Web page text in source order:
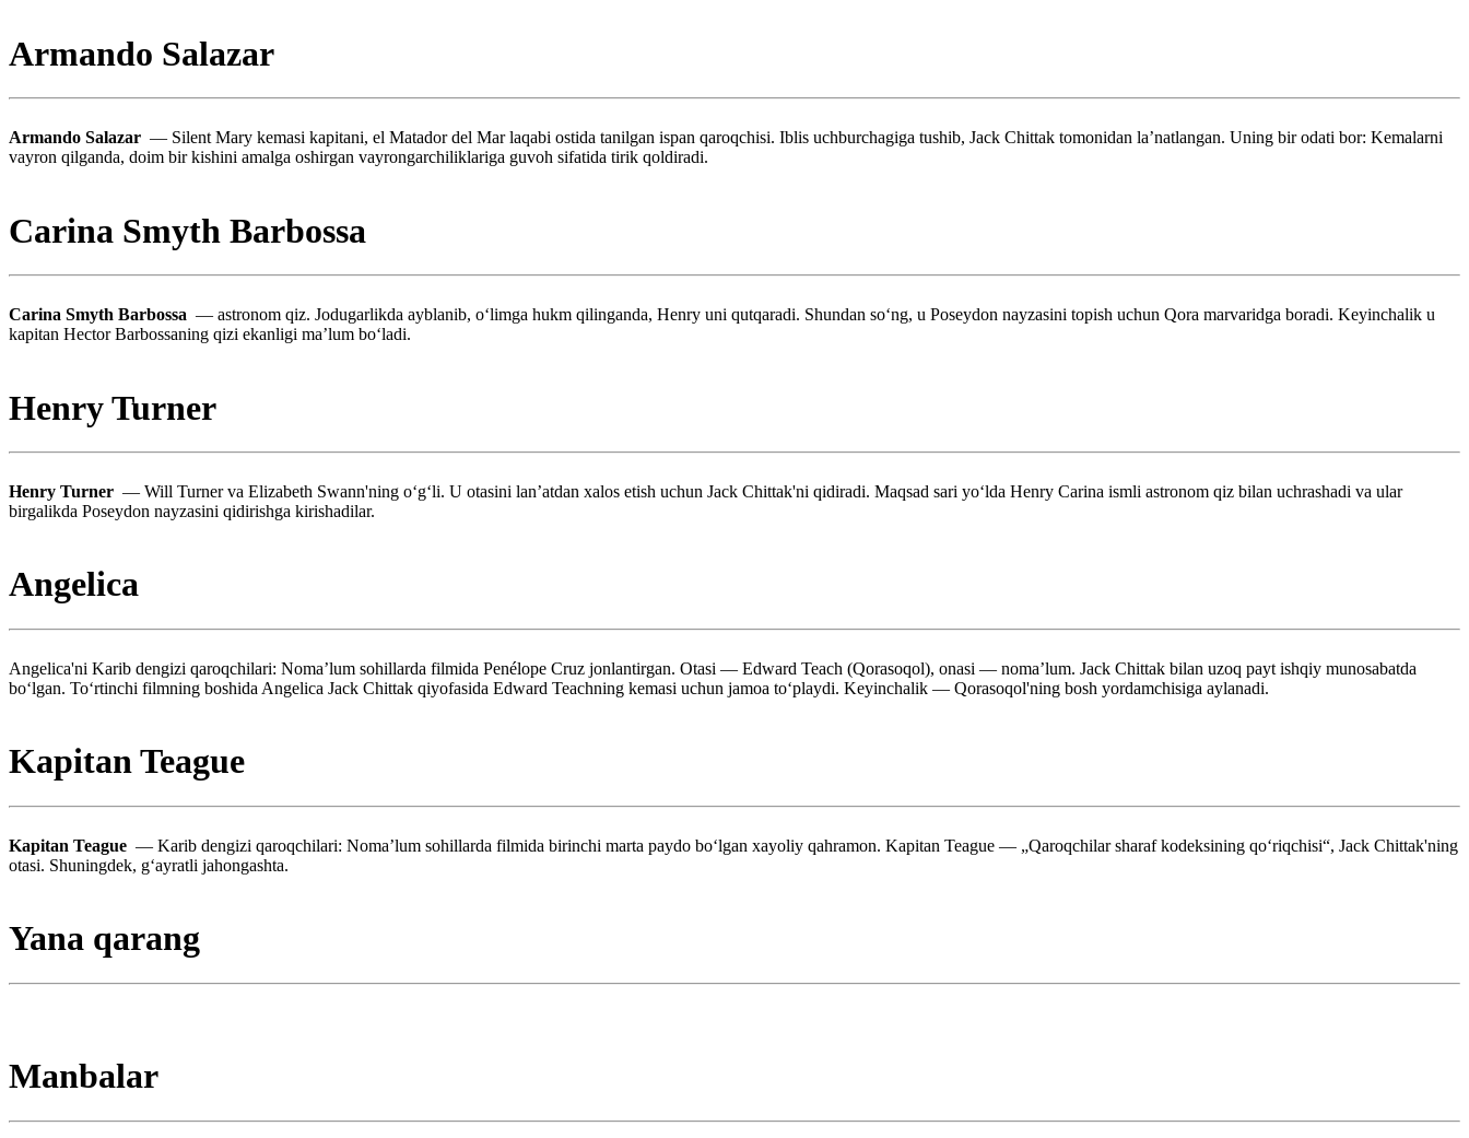
Armando Salazar
Armando Salazar — Silent Mary kemasi kapitani, el Matador del Mar laqabi ostida tanilgan ispan qaroqchisi. Iblis uchburchagiga tushib, Jack Chittak tomonidan laʼnatlangan. Uning bir odati bor: Kemalarni
vayron qilganda, doim bir kishini amalga oshirgan vayrongarchiliklariga guvoh sifatida tirik qoldiradi.
Carina Smyth Barbossa
Carina Smyth Barbossa — astronom qiz. Jodugarlikda ayblanib, oʻlimga hukm qilinganda, Henry uni qutqaradi. Shundan soʻng, u Poseydon nayzasini topish uchun Qora marvaridga boradi. Keyinchalik u
kapitan Hector Barbossaning qizi ekanligi maʼlum boʻladi.
Henry Turner
Henry Turner — Will Turner va Elizabeth Swann'ning oʻgʻli. U otasini lanʼatdan xalos etish uchun Jack Chittak'ni qidiradi. Maqsad sari yoʻlda Henry Carina ismli astronom qiz bilan uchrashadi va ular
birgalikda Poseydon nayzasini qidirishga kirishadilar.
Angelica
Angelica'ni Karib dengizi qaroqchilari: Nomaʼlum sohillarda filmida Penélope Cruz jonlantirgan. Otasi — Edward Teach (Qorasoqol), onasi — nomaʼlum. Jack Chittak bilan uzoq payt ishqiy munosabatda
boʻlgan. Toʻrtinchi filmning boshida Angelica Jack Chittak qiyofasida Edward Teachning kemasi uchun jamoa toʻplaydi. Keyinchalik — Qorasoqol'ning bosh yordamchisiga aylanadi.
Kapitan Teague
Kapitan Teague — Karib dengizi qaroqchilari: Nomaʼlum sohillarda filmida birinchi marta paydo boʻlgan xayoliy qahramon. Kapitan Teague — „Qaroqchilar sharaf kodeksining qoʻriqchisi“, Jack Chittak'ning
otasi. Shuningdek, gʻayratli jahongashta.
Yana qarang
Manbalar